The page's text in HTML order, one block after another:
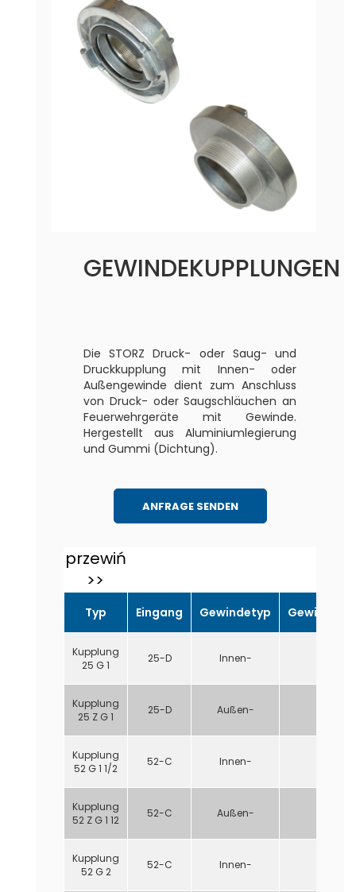
GEWINDEKUPPLUNGEN
Die STORZ Druck- oder Saug- und
Druckkupplung mit Innen- oder
Außengewinde dient zum Anschluss
von Druck- oder Saugschläuchen an
Feuerwehrgeräte mit Gewinde.
Hergestellt aus Aluminiumlegierung
und Gummi (Dichtung).
ANFRAGE SENDEN
Typ Eingang Gewindetyp
Kupplung
25 G 1
25-D Innen-
Kupplung
25 Z G 1
25-D Außen-
Kupplung
52 G 1 1/2
52-C Innen-
Kupplung
52 Z G 1 12
52-C Außen-
Kupplung
52 G 2
52-C Innen-